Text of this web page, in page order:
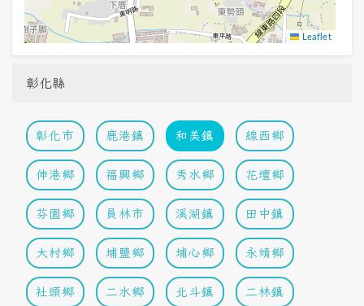
Leaflet
彰化縣
彰化市 鹿港鎮 和美鎮 線西鄉
伸港鄉 福興鄉 秀水鄉 花壇鄉
芬園鄉 員林市 溪湖鎮 田中鎮
大村鄉 埔鹽鄉 埔心鄉 永靖鄉
社頭鄉 二水鄉 北斗鎮 二林鎮